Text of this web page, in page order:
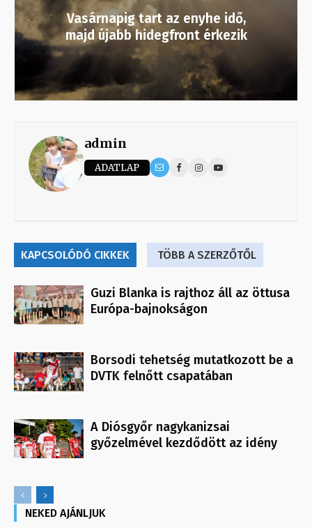
Vasárnapig tart az enyhe idő,
majd újabb hidegfront érkezik
admin
ADATLAP
KAPCSOLÓDÓ CIKKEK TÖBB A SZERZŐTŐL
Guzi Blanka is rajthoz áll az öttusa
Európa-bajnokságon
Borsodi tehetség mutatkozott be a
DVTK felnőtt csapatában
A Diósgyőr nagykanizsai
győzelmével kezdődött az idény
NEKED AJÁNLJUK